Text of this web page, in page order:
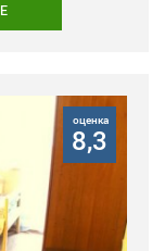
оценка
8,3